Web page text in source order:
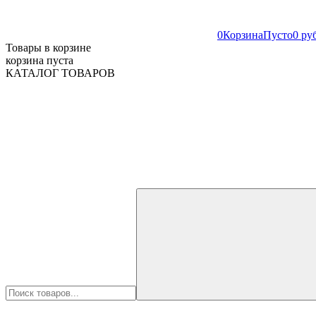
0КорзинаПусто0
Товары в корзине
корзина пуста
КАТАЛОГ ТОВАРОВ